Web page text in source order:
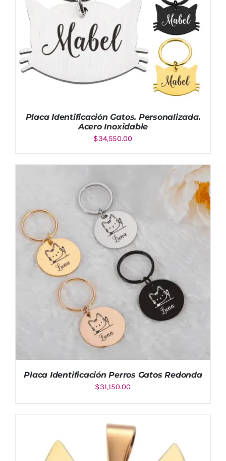
Valorado
con4.50de
5
AÑADIR AL CARRITO
Placa Identificación Gatos. Personalizada.
Acero Inoxidable
$34,550.00
AÑADIR AL CARRITO / DETALLES
Placa Identificación Perros Gatos Redonda
$31,150.00